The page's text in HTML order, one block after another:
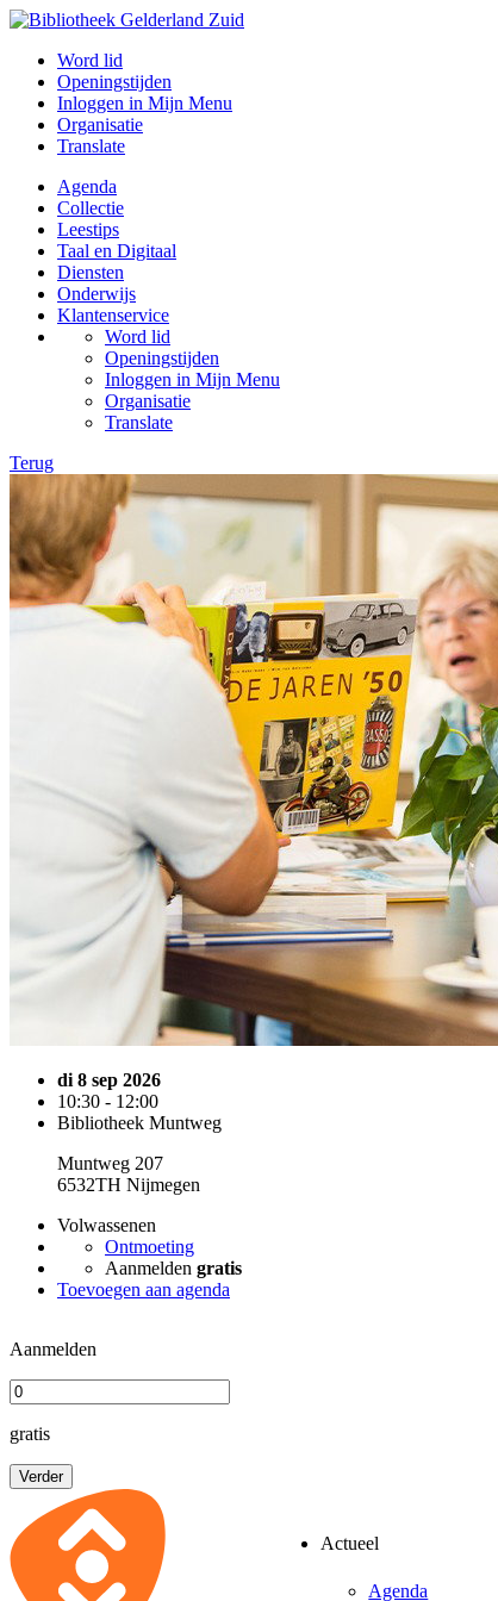
Word lid
Openingstijden
Inloggen in Mijn Menu
Organisatie
Translate
Agenda
Collectie
Leestips
Taal en Digitaal
Diensten
Onderwijs
Klantenservice
Word lid
Openingstijden
Inloggen in Mijn Menu
Organisatie
Translate
Terug
di 8 sep 2026
10:30 - 12:00
Bibliotheek Muntweg
Muntweg 207
6532TH Nijmegen
Volwassenen
Ontmoeting
Aanmelden gratis
Toevoegen aan agenda
Aanmelden
gratis
Verder
Actueel
Agenda